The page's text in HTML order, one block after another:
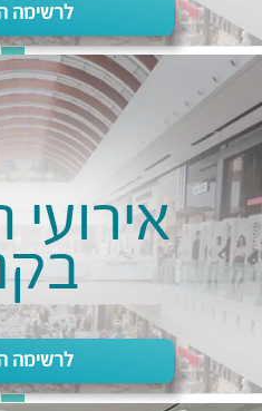
לרשימה
לרשימה